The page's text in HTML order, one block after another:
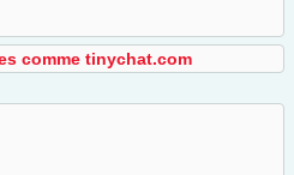
comme tinychat.com